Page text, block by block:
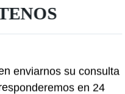
enviarnos su consulta
en 24